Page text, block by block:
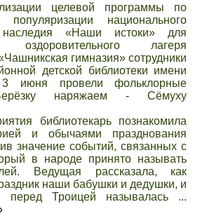
целевой программы по
национального
наследия «Наши истоки» для
оздоровительного лагеря
гимназия» сотрудники
детской библиотеки имени
июня провели фольклорные
наряжаем - Сёмуху
библиотекарь познакомила
и обычаями празднования
значение событий, связанных с
в народе принято называть
Ведущая рассказала, как
наши бабушки и дедушки, и
перед Троицей называлась ...